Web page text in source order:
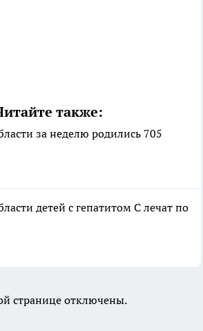
также:
за неделю родились 705
детей с гепатитом C лечат по
странице отключены.